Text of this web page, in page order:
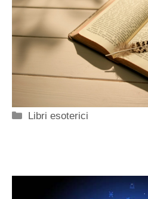
Categorie
Libri esoterici